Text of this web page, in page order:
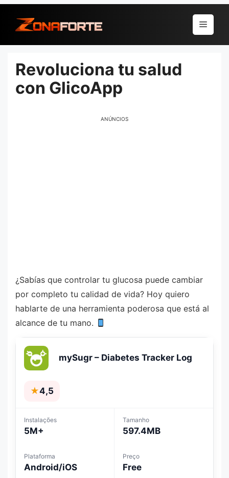
para
conteúdo
Menu
Revoluciona tu salud
con GlicoApp
ANÚNCIOS
¿Sabías que controlar tu glucosa puede cambiar
por completo tu calidad de vida? Hoy quiero
hablarte de una herramienta poderosa que está al
alcance de tu mano.
mySugr – Diabetes Tracker Log
★4,5
Instalações
5M+
Tamanho
597.4MB
Plataforma
Android/iOS
Preço
Free